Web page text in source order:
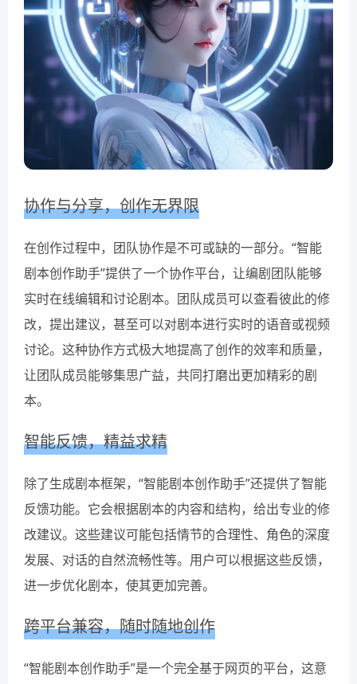
协作与分享，创作无界限
在创作过程中，团队协作是不可或缺的一部分。“智能
剧本创作助手”提供了一个协作平台，让编剧团队能够
实时在线编辑和讨论剧本。团队成员可以查看彼此的修
改，提出建议，甚至可以对剧本进行实时的语音或视频
讨论。这种协作方式极大地提高了创作的效率和质量，
让团队成员能够集思广益，共同打磨出更加精彩的剧
本。
智能反馈，精益求精
除了生成剧本框架，“智能剧本创作助手”还提供了智能
反馈功能。它会根据剧本的内容和结构，给出专业的修
改建议。这些建议可能包括情节的合理性、角色的深度
发展、对话的自然流畅性等。用户可以根据这些反馈，
进一步优化剧本，使其更加完善。
跨平台兼容，随时随地创作
“智能剧本创作助手”是一个完全基于网页的平台，这意